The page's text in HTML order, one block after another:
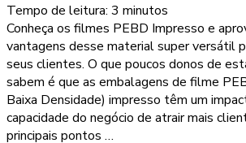
Tempo de leitura: 3 minutos
Conheça os filmes PEBD Impresso e
vantagens desse material super versátil
seus clientes. O que poucos donos de
sabem é que as embalagens de filme
Baixa Densidade) impresso têm um
capacidade do negócio de atrair mais
principais pontos …